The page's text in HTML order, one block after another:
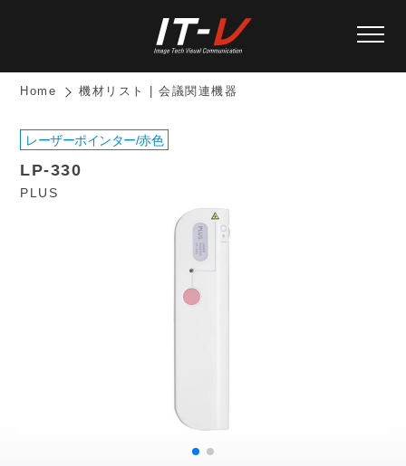
Home 機材リスト | 会議関連機器
レーザーポインター/赤色
LP-330
PLUS